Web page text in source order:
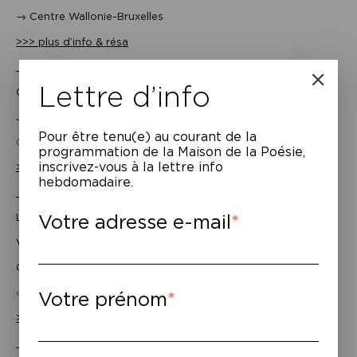
→ Centre Wallonie-Bruxelles
>>> plus d’info & résa
Concert littéraire
Jeudi 16 novembre – 21h
Cyril Mokaiesh
>>> plus d’info & résa
Lecture
Vendredi 17 novembre – 18h30
Olga Bargan & Arnaud Picard
« La Folie en tête »
>>> plus d’info & résa
______________________
Lettre d’info
Pour être tenu(e) au courant de la
programmation de la Maison de la Poésie,
inscrivez-vous à la lettre info
hebdomadaire.
Votre adresse e-mail
Votre prénom